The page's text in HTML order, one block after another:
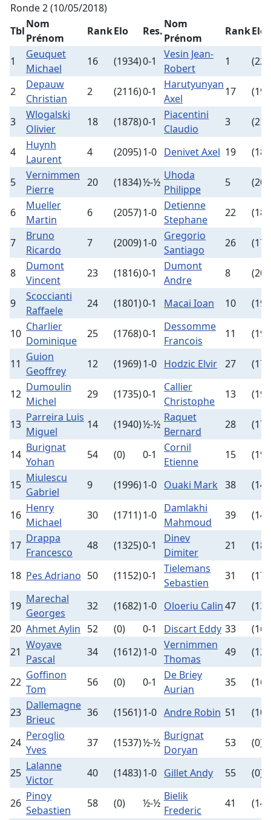
Ronde 2 (10/05/2018)
Tbl
Nom
Prénom
RankElo Res.
Nom
Prénom
RankElo
1
Geuquet
Michael
16 (1934)0-1
Vesin Jean-
Robert
1
2
Depauw
Christian
2 (2116)0-1
Harutyunyan
Axel
17
3
Wlogalski
Olivier
18 (1878)0-1
Piacentini
Claudio
3
4
Huynh
Laurent
4 (2095)1-0 Denivet Axel 19
5
Vernimmen
Pierre
20 (1834)½-½
Uhoda
Philippe
5
6
Mueller
Martin
6 (2057)1-0
Detienne
Stephane
22
7
Bruno
Ricardo
7 (2009)1-0
Gregorio
Santiago
26
8
Dumont
Vincent
23 (1816)0-1
Dumont
Andre
8
9
Scoccianti
Raffaele
24 (1801)0-1 Macai Ioan 10
10
Charlier
Dominique
25 (1768)0-1
Dessomme
Francois
11
11
Guion
Geoffrey
12 (1969)1-0 Hodzic Elvir 27
12
Dumoulin
Michel
29 (1735)0-1
Callier
Christophe
13
13
Parreira Luis
Miguel
14 (1940)½-½
Raquet
Bernard
28
14
Burignat
Yohan
54 (0) 0-1
Cornil
Etienne
15
15
Miulescu
Gabriel
9 (1996)1-0 Ouaki Mark 38
16
Henry
Michael
30 (1711)1-0
Damlakhi
Mahmoud
39
17
Drappa
Francesco
48 (1325)0-1
Dinev
Dimiter
21
18 Pes Adriano 50 (1152)0-1
Tielemans
Sebastien
31
19
Marechal
Georges
32 (1682)1-0 Oloeriu Calin47
20 Ahmet Aylin 52 (0) 0-1 Discart Eddy 33
21
Woyave
Pascal
34 (1612)1-0
Vernimmen
Thomas
49
22
Goffinon
Tom
56 (0) 0-1
De Briey
Aurian
35
23
Dallemagne
Brieuc
36 (1561)1-0 Andre Robin 51
24
Peroglio
Yves
37 (1537)½-½
Burignat
Doryan
53 (0)
25
Lalanne
Victor
40 (1483)1-0 Gillet Andy 55 (0)
26
Pinoy
Sebastien
58 (0) ½-½
Bielik
Frederic
41